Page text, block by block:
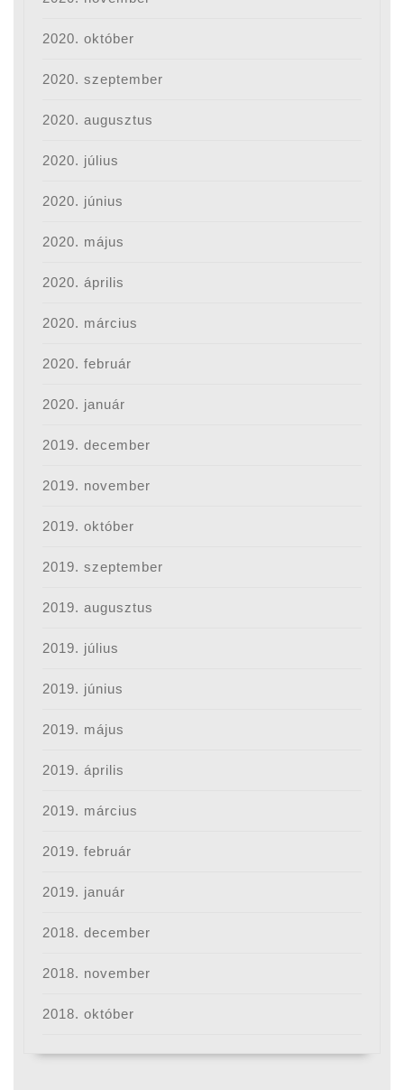
2020. október
2020. szeptember
2020. augusztus
2020. július
2020. június
2020. május
2020. április
2020. március
2020. február
2020. január
2019. december
2019. november
2019. október
2019. szeptember
2019. augusztus
2019. július
2019. június
2019. május
2019. április
2019. március
2019. február
2019. január
2018. december
2018. november
2018. október